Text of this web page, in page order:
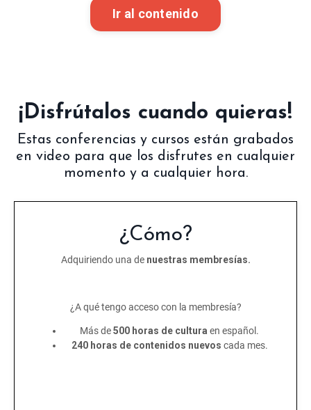
Ir al contenido
¡Disfrútalos cuando quieras!
Estas conferencias y cursos están grabados
en video para que los disfrutes en cualquier
momento y a cualquier hora.
¿Cómo?
Adquiriendo una de nuestras membresías.
¿A qué tengo acceso con la membresía?
Más de500 horas de cultura en español.
240 horas de contenidos nuevos cada mes.